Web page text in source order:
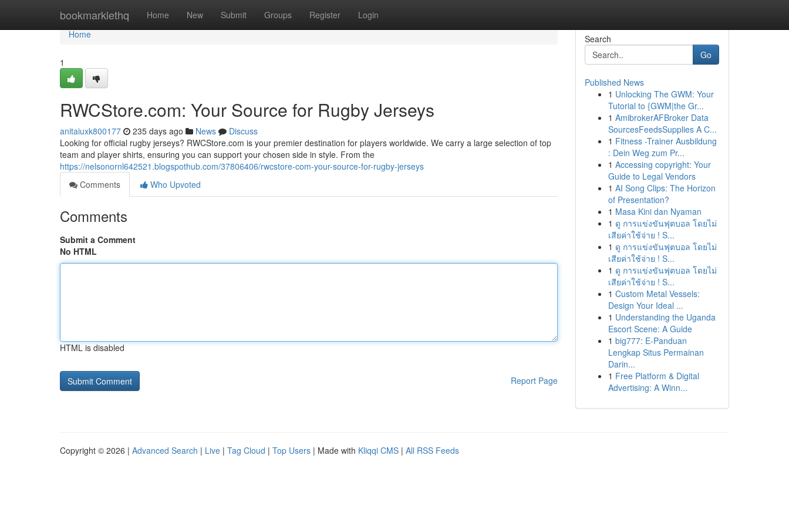
bookmarklethq Home New Submit Groups Register Login
Home
Home
1
RWCStore.com: Your Source for Rugby Jerseys
anitaiuxk800177 235 days ago News
Discuss
Looking for official rugby jerseys? RWCStore.com is your premier destination for players worldwide. We carry a large selection of top
team and player shirts, ensuring you can support your chosen side in style. From the
https://nelsonornl642521.blogspothub.com/37806406/rwcstore-com-your-source-for-rugby-jerseys
Comments
Who Upvoted
Comments
Submit a Comment
No HTML
HTML is disabled
Report Page
Search
Go
Published News
1 Unlocking The GWM: Your
Tutorial to {GWM|the Gr...
1 AmibrokerAFBroker Data
SourcesFeedsSupplies A C...
1 Fitness -Trainer Ausbildung
: Dein Weg zum Pr...
1 Accessing copyright: Your
Guide to Legal Vendors
1 AI Song Clips: The Horizon
of Presentation?
1 Masa Kini dan Nyaman
1 ดู การแข่งขันฟุตบอล โดยไม่
เสียค่าใช้จ่าย ! S...
1 ดู การแข่งขันฟุตบอล โดยไม่
เสียค่าใช้จ่าย ! S...
1 ดู การแข่งขันฟุตบอล โดยไม่
เสียค่าใช้จ่าย ! S...
1 Custom Metal Vessels:
Design Your Ideal ...
1 Understanding the Uganda
Escort Scene: A Guide
1 big777: E-Panduan
Lengkap Situs Permainan
Darin...
1 Free Platform & Digital
Advertising: A Winn...
Copyright © 2026 | Advanced Search | Live | Tag Cloud | Top Users | Made with Kliqqi CMS | All RSS Feeds